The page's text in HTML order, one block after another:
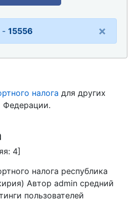
- 15556 ×
налога для других
Федерации.
4]
налога республика
Автор admin средний
пользователей